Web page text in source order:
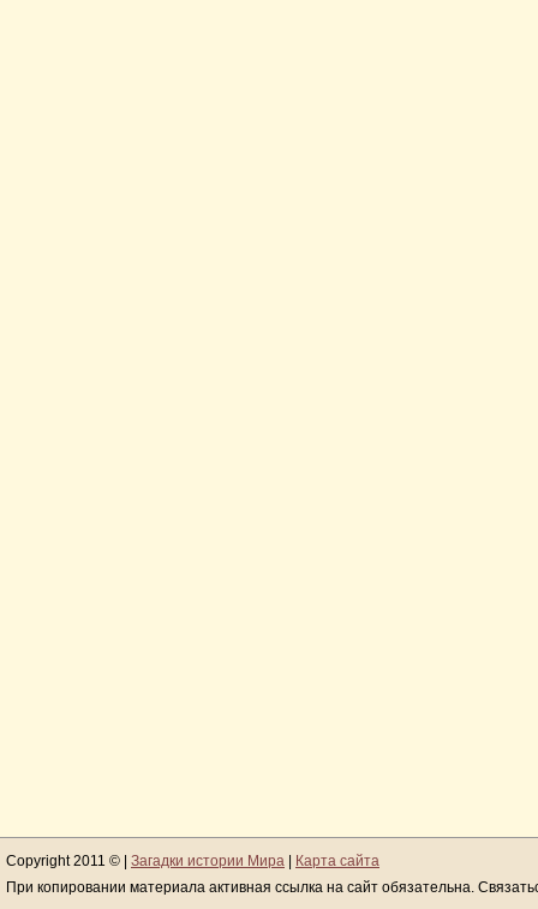
Copyright 2011 © | Загадки истории Мира
Карта сайта
При копировании материала активная ссылка на сайт обязательна.